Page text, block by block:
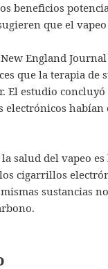
beneficios
que el
England
que la terapia
El estudio concluyó
habían
salud del vapeo
cigarrillos
sustancias